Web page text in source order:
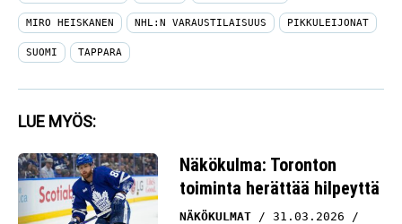
MIRO HEISKANEN NHL:N VARAUSTILAISUUS PIKKULEIJONAT
SUOMI TAPPARA
LUE MYÖS:
Näkökulma: Toronton
toiminta herättää hilpeyttä
NÄKÖKULMAT
31.03.2026